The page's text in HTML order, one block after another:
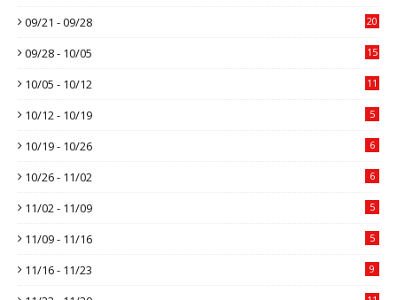
09/21 - 09/28 20
09/28 - 10/05 15
10/05 - 10/12 11
10/12 - 10/19 5
10/19 - 10/26 6
10/26 - 11/02 6
11/02 - 11/09 5
11/09 - 11/16 5
11/16 - 11/23 9